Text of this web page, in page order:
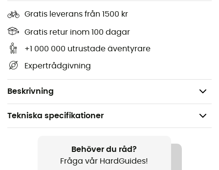
Gratis leverans från 1500 kr
Gratis retur inom 100 dagar
+1 000 000 utrustade äventyrare
Expertrådgivning
Beskrivning
användas för att förvara en liten energibar eller ett
kreditkort. En lätt cykeltrikå för att cykla med lätthet.
Material: mesh
Lätt T-shirt särskilt lämplig för cykling i varmt väder
Högventilerande och fukttransporterande mesh-
Diskret och säker kortficka i sidosömmen
Tekniska specifikationer
Behöver du råd?
Fråga vår HardGuides!